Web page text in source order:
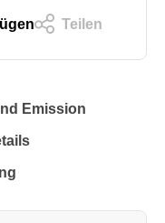
Teilen
Emission